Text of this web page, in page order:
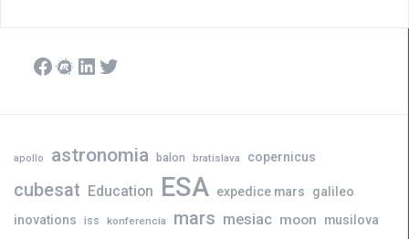
Facebook
Meetup
LinkedIn
Twitter
apollo astronomia balon bratislava copernicus
cubesat Education ESA expedice mars
galileo
inovations iss konferencia mars mesiac moon musilova